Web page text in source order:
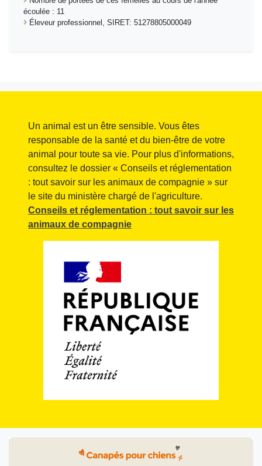
écoulée : 11
Éleveur professionnel, SIRET: 51278805000049
Un animal est un être sensible. Vous êtes
responsable de la santé et du bien-être de votre
animal pour toute sa vie. Pour plus d'informations,
consultez le dossier « Conseils et réglementation
: tout savoir sur les animaux de compagnie » sur
le site du ministère chargé de l'agriculture.
Conseils et réglementation : tout savoir sur les
animaux de compagnie